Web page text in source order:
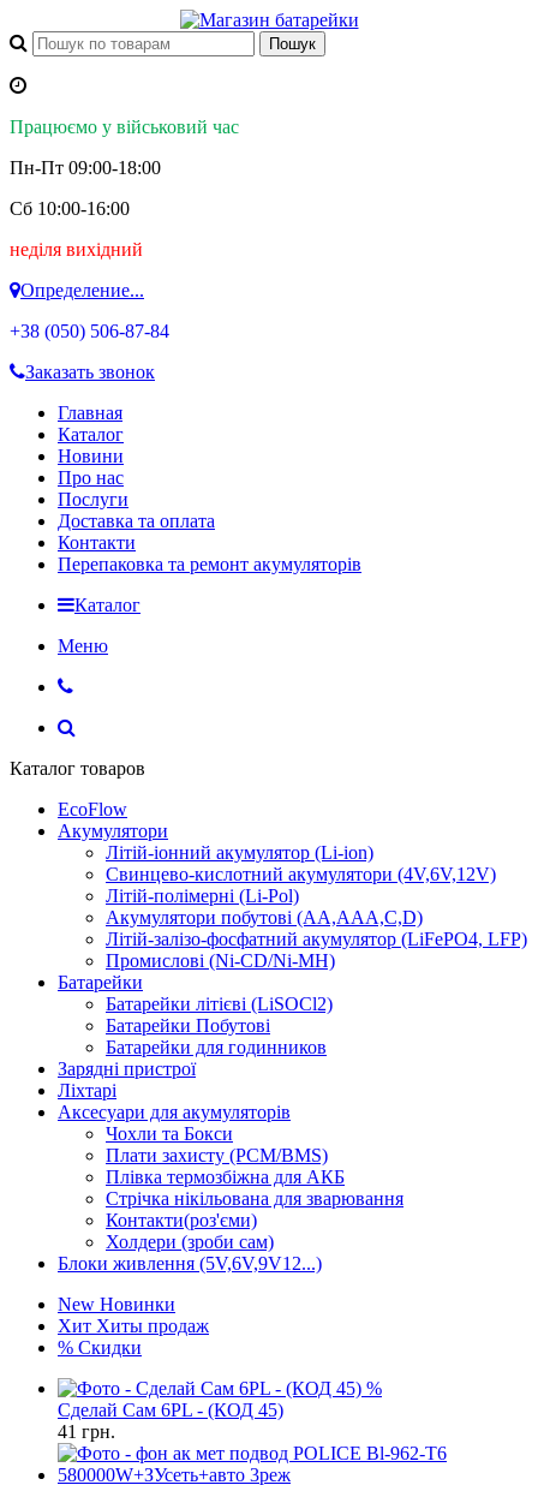
Працюємо у військовий час
Пн-Пт 09:00-18:00
Сб 10:00-16:00
неділя вихідний
Определение...
+38 (050) 506-87-84
Заказать звонок
Главная
Каталог
Новини
Про нас
Послуги
Доставка та оплата
Контакти
Перепаковка та ремонт акумуляторів
Каталог
Меню
Каталог товаров
EcoFlow
Акумулятори
Літій-іонний акумулятор (Li-ion)
Свинцево-кислотний акумулятори (4V,6V,12V)
Літій-полімерні (Li-Pol)
Акумулятори побутові (AA,AAA,C,D)
Літій-залізо-фосфатний акумулятор (LiFePO4, LFP)
Промислові (Ni-CD/Ni-MH)
Батарейки
Батарейки літієві (LiSOCl2)
Батарейки Побутові
Батарейки для годинников
Зарядні пристрої
Ліхтарі
Аксесуари для акумуляторів
Чохли та Бокси
Плати захисту (PCM/BMS)
Плівка термозбіжна для АКБ
Стрічка нікільована для зварювання
Контакти(роз'єми)
Холдери (зроби сам)
Блоки живлення (5V,6V,9V12...)
New Новинки
Хит Хиты продаж
% Скидки
%
Сделай Сам 6PL - (КОД 45)
41 грн.